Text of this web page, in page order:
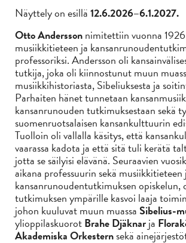
Näyttely on esillä12.6.2026–6.1.2027.
Otto Anderssonnimitettiin vuonna
musiikkitieteen ja
professoriksi. Andersson oli
tutkija, joka oli kiinnostunut muun
musiikkihistoriasta, Sibeliuksesta ja
Parhaiten hänet tunnetaan
kansanrunouden tutkimuksestaan sekä
suomenruotsalaisen kansankulttuurin
Tuolloin oli vallalla käsitys, että
vaarassa kadota ja että sitä tuli kerätä
jotta se säilyisi elävänä. Seuraavien
aikana professuurin sekä musiikkitieteen
kansanrunoudentutkimuksen opiskelun,
tutkimuksen ympärille kasvoi laaja
johon kuuluvat muun muassaSibelius-
ylioppilaskuorotBrahe Djäknarja
Akademiska Orkesternsekä